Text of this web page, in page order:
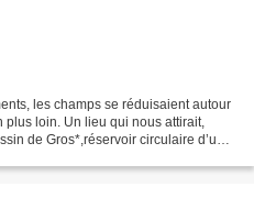
les champs se réduisaient autour
loin. Un lieu qui nous attirait,
de Gros*,réservoir circulaire d’une